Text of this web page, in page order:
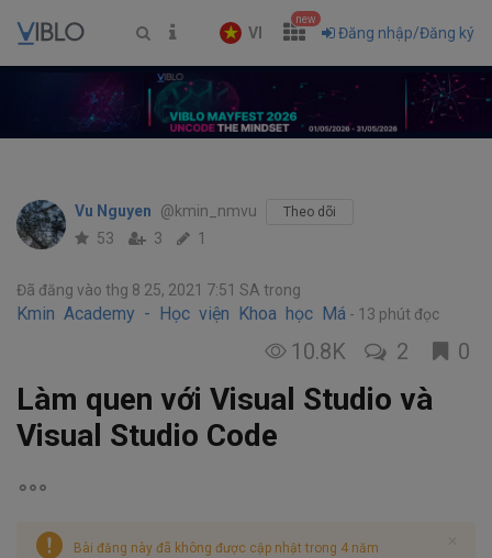
VI
new
Đăng nhập/Đăng ký
Vu Nguyen @kmin_nmvu Theo dõi
53 3 1
Đã đăng vào thg 8 25, 2021 7:51 SA trong
Kmin Academy - Học viện Khoa học Máy tính13 phút đọc
10.8K 2 0
Làm quen với Visual Studio và
Visual Studio Code
Bài đăng này đã không được cập nhật trong 4 năm